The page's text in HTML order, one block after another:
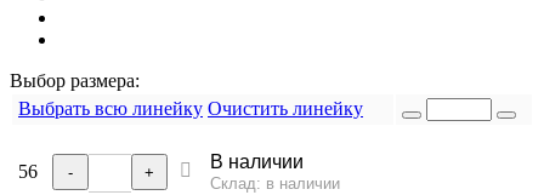
Выбор размера:
Выбрать всю линейку Очистить линейку
56 - + В наличии
Склад: в наличии